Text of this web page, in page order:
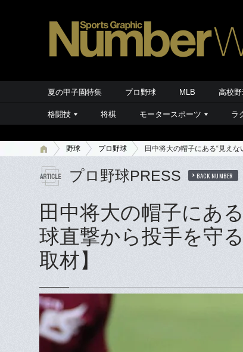
夏の甲子園特集 プロ野球 MLB 高校
格闘技 将棋 モータースポーツ ラ
野球 プロ野球 田中将大の帽子にある“見え
プロ野球PRESS BACK NUMBER
田中将大の帽子にあ
球直撃から投手を守
取材】